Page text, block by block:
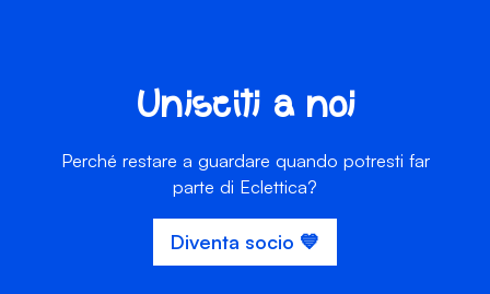
Unisciti a noi
Perché restare a guardare quando potresti far
parte di Eclettica?
Diventa socio 💙